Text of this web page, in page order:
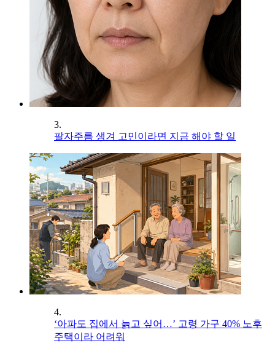
3.
팔자주름 생겨 고민이라면 지금 해야 할 일
4.
‘아파도 집에서 늙고 싶어…’ 고령 가구 40% 노후
주택이라 어려워